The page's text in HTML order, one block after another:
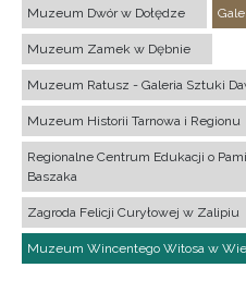
Muzeum Dwór w Dołędze
Muzeum Zamek w Dębnie
Muzeum Ratusz - Galeria Sztuki
Muzeum Historii Tarnowa i Regionu
Regionalne Centrum Edukacji o
Baszaka
Zagroda Felicji Curyłowej w Zalipiu
Muzeum Wincentego Witosa w